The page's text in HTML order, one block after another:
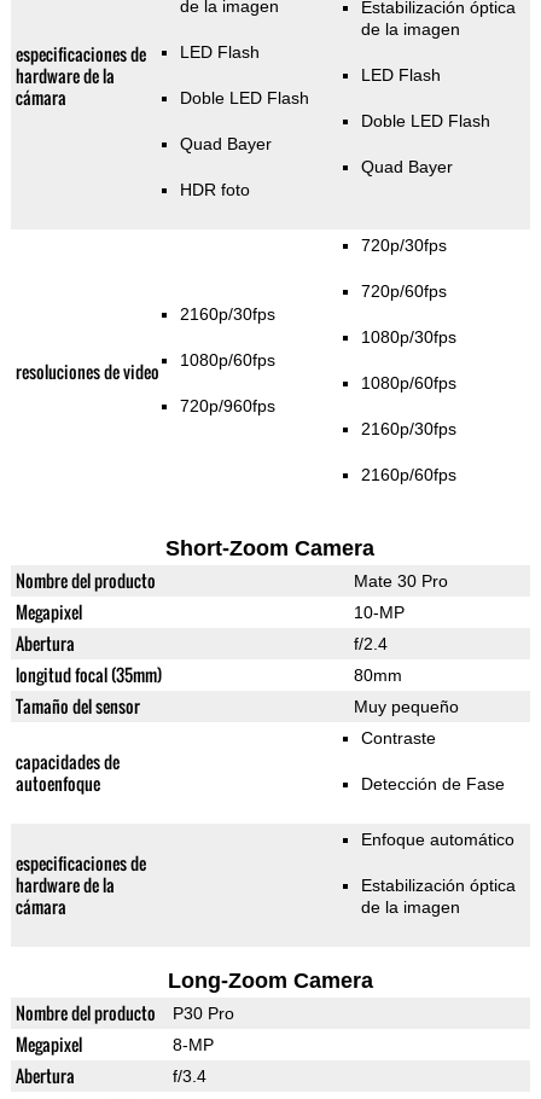
especificaciones de
hardware de la
cámara
de la imagen
LED Flash
Doble LED Flash
Quad Bayer
HDR foto
Estabilización óptica
de la imagen
LED Flash
Doble LED Flash
Quad Bayer
resoluciones de video
2160p/30fps
1080p/60fps
720p/960fps
720p/30fps
720p/60fps
1080p/30fps
1080p/60fps
2160p/30fps
2160p/60fps
Short-Zoom Camera
Nombre del producto Mate 30 Pro
Megapixel 10-MP
Abertura f/2.4
longitud focal (35mm) 80mm
Tamaño del sensor Muy pequeño
capacidades de
autoenfoque
Contraste
Detección de Fase
especificaciones de
hardware de la
cámara
Enfoque automático
Estabilización óptica
de la imagen
Long-Zoom Camera
Nombre del producto P30 Pro
Megapixel 8-MP
Abertura f/3.4